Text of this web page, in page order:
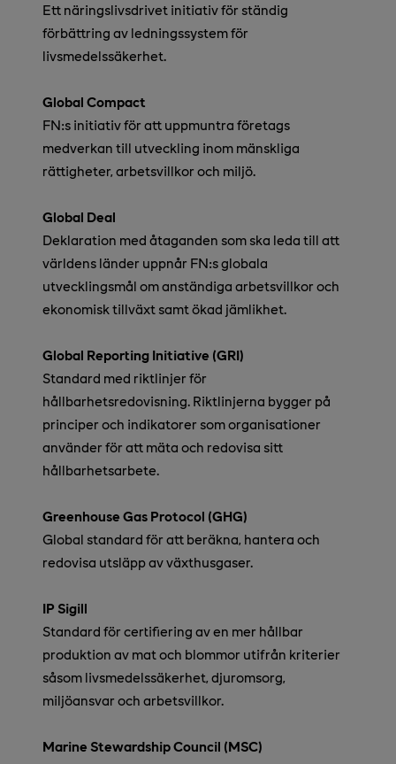
Ett näringslivsdrivet initiativ för ständig
förbättring av ledningssystem för
livsmedelssäkerhet.
Global Compact
FN:s initiativ för att uppmuntra företags
medverkan till utveckling inom mänskliga
rättigheter, arbetsvillkor och miljö.
Global Deal
Deklaration med åtaganden som ska leda till att
världens länder uppnår FN:s globala
utvecklingsmål om anständiga arbetsvillkor och
ekonomisk tillväxt samt ökad jämlikhet.
Global Reporting Initiative (GRI)
Standard med riktlinjer för
hållbarhetsredovisning. Riktlinjerna bygger på
principer och indikatorer som organisationer
använder för att mäta och redovisa sitt
hållbarhetsarbete.
Greenhouse Gas Protocol (GHG)
Global standard för att beräkna, hantera och
redovisa utsläpp av växthusgaser.
IP Sigill
Standard för certifiering av en mer hållbar
produktion av mat och blommor utifrån kriterier
såsom livsmedelssäkerhet, djuromsorg,
miljöansvar och arbetsvillkor.
Marine Stewardship Council (MSC)